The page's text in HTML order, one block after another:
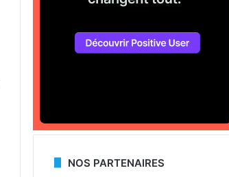
NOS PARTENAIRES